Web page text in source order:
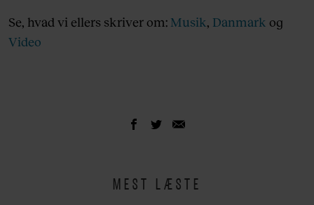
Se, hvad vi ellers skriver om: Musik, Danmark og
Video
MEST LÆSTE